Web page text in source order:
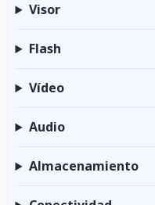
Visor
Flash
Vídeo
Audio
Almacenamiento